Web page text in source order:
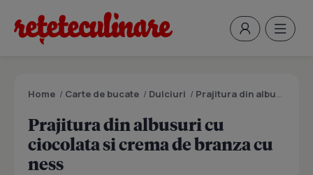
Home / Carte de bucate / Dulciuri / Prajitura din albusuri cu ciocolata si crema de branza cu ness
Prajitura din albusuri cu
ciocolata si crema de branza cu
ness